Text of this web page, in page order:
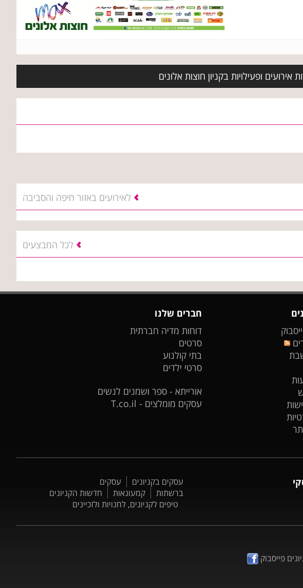
ופעילויות בקניון חוצות אלונים
לאירועים באזור חיפה והסביבה
לכל המבצעים
חברים שלנו
דוחות מדיה חברתית
סרטים
בתי קולנוע
סרטי ילדים
אורייתא - ספר ושמנים לנשים
עסקים מומלצים - T.co.il
עסקים בקניונים
עסקים
ברשתות
קמעונאות
חדשות הקניונים
טיפים לקניונים, לחנויות ולזכיינים
פייסבוק